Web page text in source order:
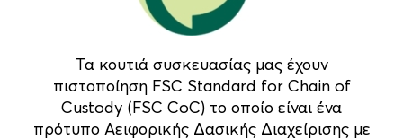
Τα κουτιά συσκευασίας μας έχουν
πιστοποίηση FSC Standard for Chain of
Custody (FSC CoC) το οποίο είναι ένα
πρότυπο Αειφορικής Δασικής Διαχείρισης με